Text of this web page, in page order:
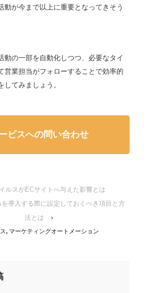
動が今まで以上に重要となってきそう
動の一部を自動化しつつ、必要なタイ
営業担当がフォローすることで効率的
してみましょう。
ビスへの問い合わせ
ルスがECサイトへ与えた影響とは
導入する際に設定しておくべき項目と方
法とは
›
, マーケティングオートメーション